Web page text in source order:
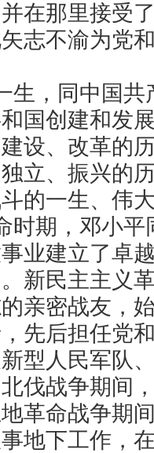
在那里接受
志不渝为党
生，同中国共
国创建和发
设、改革的
立、振兴的
的一生、伟
时期，邓小平
业建立了卓
新民主主义
亲密战友，
先后担任党
型人民军队
伐战争期间
革命战争期
地下工作，